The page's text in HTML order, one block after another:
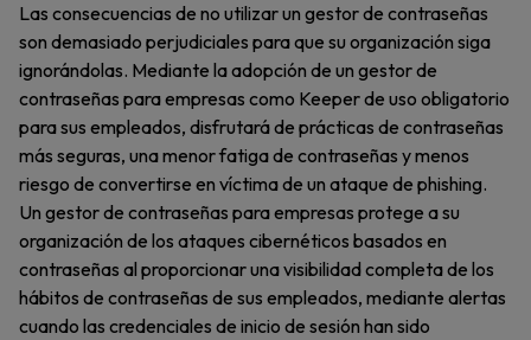
Las consecuencias de no utilizar un gestor de contraseñas
son demasiado perjudiciales para que su organización siga
ignorándolas. Mediante la adopción de un gestor de
contraseñas para empresas como Keeper de uso obligatorio
para sus empleados, disfrutará de prácticas de contraseñas
más seguras, una menor fatiga de contraseñas y menos
riesgo de convertirse en víctima de un ataque de phishing.
Un gestor de contraseñas para empresas protege a su
organización de los ataques cibernéticos basados en
contraseñas al proporcionar una visibilidad completa de los
hábitos de contraseñas de sus empleados, mediante alertas
cuando las credenciales de inicio de sesión han sido